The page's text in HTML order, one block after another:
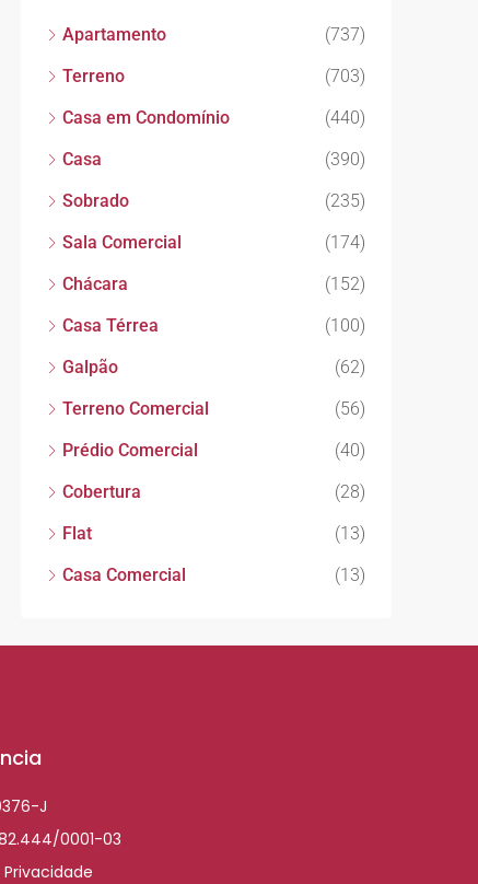
Apartamento
(737)
Terreno
(703)
Casa em Condomínio
(440)
Casa
(390)
Sobrado
(235)
Sala Comercial
(174)
Chácara
(152)
Casa Térrea
(100)
Galpão
(62)
Terreno Comercial
(56)
Prédio Comercial
(40)
Cobertura
(28)
Flat
(13)
Casa Comercial
(13)
J
0001-03